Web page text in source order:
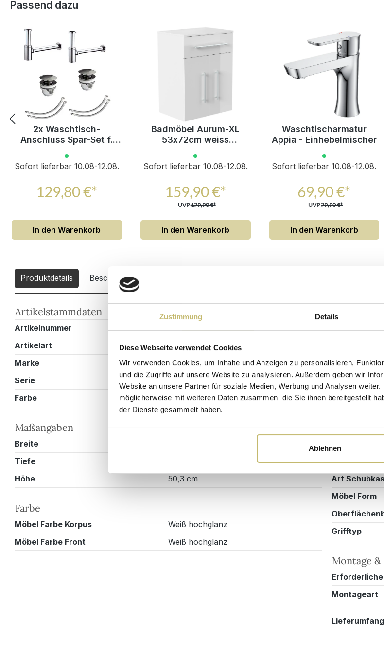
Zustimmung Details
Diese Webseite verwendet Cookies
Wir verwenden Cookies, um Inhalte und Anzeigen zu personalisieren,
und die Zugriffe auf unsere Website zu analysieren. Außerdem geben wir
Website an unsere Partner für soziale Medien, Werbung und Analysen
möglicherweise mit weiteren Daten zusammen, die Sie ihnen bereitgestellt
der Dienste gesammelt haben.
Ablehnen
Produktgalerie überspringen
Passend dazu
2x Waschtisch-
Anschluss Spar-Set f.
Sofort lieferbar 10.08-12.08.
129,80 €*
In den Warenkorb
Badmöbel Aurum-XL
53x72cm weiss
Schublade und Türen
Sofort lieferbar 10.08-12.08.
159,90 €*
UVP179,90 €*
In den Warenkorb
Waschtischarmatur
Appia - Einhebelmischer
Sofort lieferbar 10.08-12.08.
69,90 €*
UVP79,90 €*
In den Warenkorb
Produktdetails Beschreibung
Artikelstammdaten
Artikelnummer
ROMAXL000002DE
Artikelart
Doppelbadmöbel
Marke
Magnolia Home
Serie
Roma
Farbe
Weiss hochglanz
Maßangaben
Breite
Tiefe
Höhe
50,3 cm
Farbe
Möbel Farbe Korpus
Weiß hochglanz
Möbel Farbe Front
Weiß hochglanz
Breite
Tiefe
Höhe
Design/
Anzahl
Art
Möbel Form
Grifftyp
Montage
Montageart
Lieferumfang